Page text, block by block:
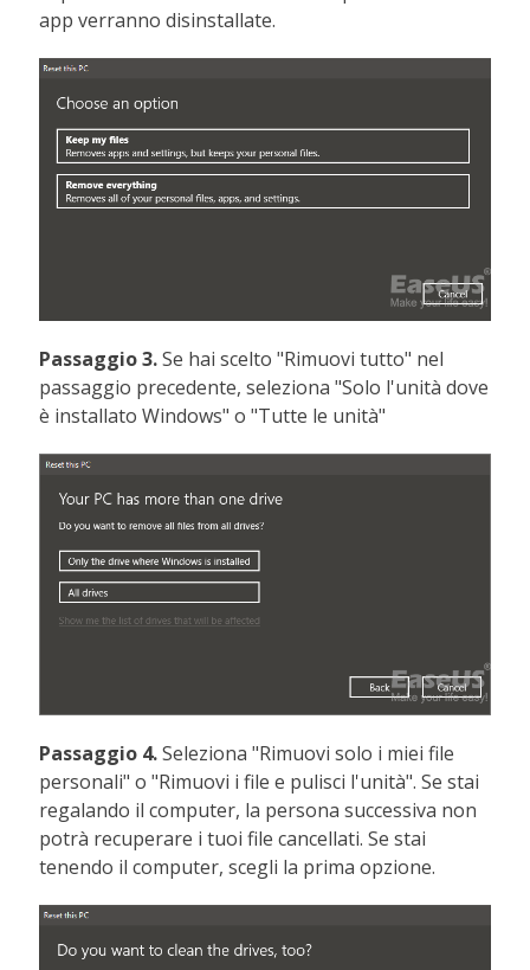
app verranno disinstallate.
Passaggio 3.Se hai scelto "Rimuovi tutto" nel
passaggio precedente, seleziona "Solo l'unità dove
è installato Windows" o "Tutte le unità"
Passaggio 4.Seleziona "Rimuovi solo i miei file
personali" o "Rimuovi i file e pulisci l'unità". Se stai
regalando il computer, la persona successiva non
potrà recuperare i tuoi file cancellati. Se stai
tenendo il computer, scegli la prima opzione.